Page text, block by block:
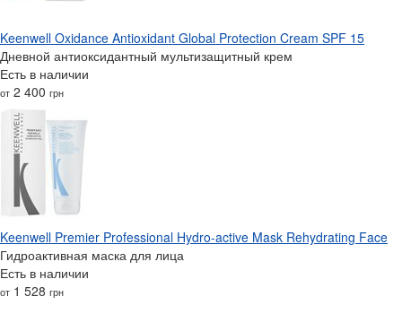
Keenwell Oxidance Antioxidant Global Protection Cream SPF 15
Дневной антиоксидантный мультизащитный крем
Есть в наличии
от 2 400 грн
Keenwell Premier Professional Hydro-active Mask Rehydrating Face
Гидроактивная маска для лица
Есть в наличии
от 1 528 грн